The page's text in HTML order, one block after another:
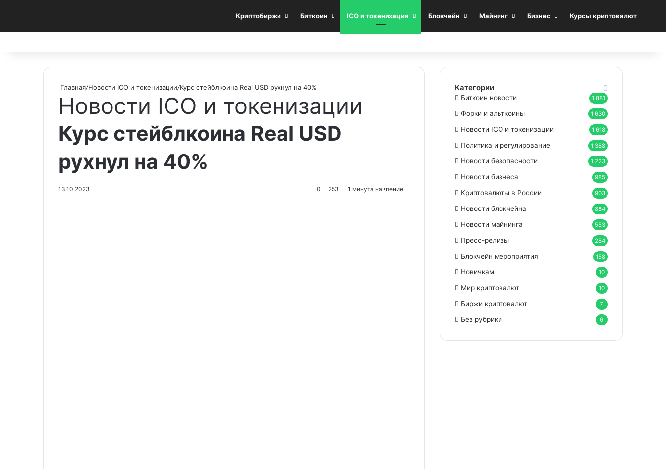
Криптобиржи Биткоин ICO и токенизация Блокчейн Майнинг Бизнес Курсы криптовалют
Главная/Новости ICO и токенизации/Курс стейблкоина Real USD рухнул на 40%
Новости ICO и токенизации
Курс стейблкоина Real USD
рухнул на 40%
13.10.2023 0 253 1 минута на чтение
Категории
Биткоин новости 1 881
Форки и альткоины 1 630
Новости ICO и токенизации 1 618
Политика и регулирование 1 388
Новости безопасности 1 223
Новости бизнеса 985
Криптовалюты в России 903
Новости блокчейна 884
Новости майнинга 553
Пресс-релизы 284
Блокчейн мероприятия 158
Новичкам 10
Мир криптовалют 10
Биржи криптовалют 7
Без рубрики 6